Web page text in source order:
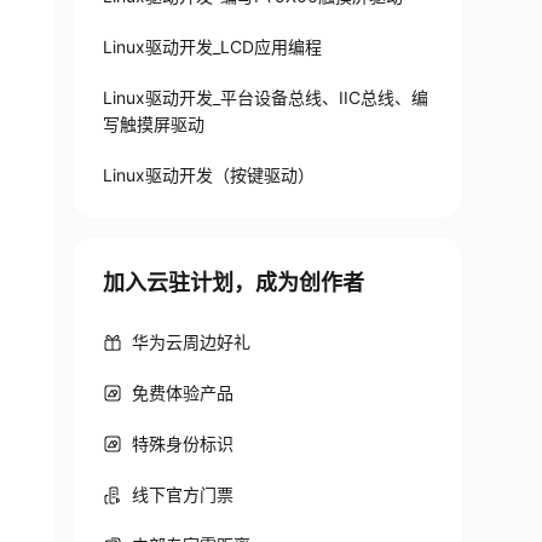
Linux驱动开发_LCD应用编程
Linux驱动开发_平台设备总线、IIC总线、编
写触摸屏驱动
Linux驱动开发（按键驱动）
加入云驻计划，成为创作者
华为云周边好礼
免费体验产品
特殊身份标识
线下官方门票